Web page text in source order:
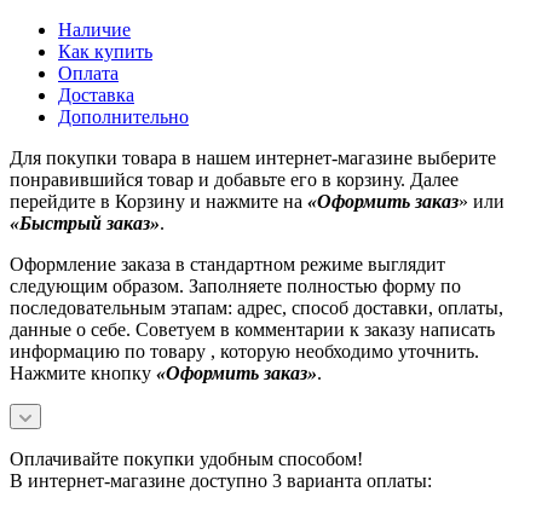
Наличие
Как купить
Оплата
Доставка
Дополнительно
Для покупки товара в нашем интернет-магазине выберите
понравившийся товар и добавьте его в корзину. Далее
перейдите в Корзину и нажмите на «Оформить заказ» или
«Быстрый заказ».
Оформление заказа в стандартном режиме выглядит
следующим образом. Заполняете полностью форму по
последовательным этапам: адрес, способ доставки, оплаты,
данные о себе. Советуем в комментарии к заказу написать
информацию по товару , которую необходимо уточнить.
Нажмите кнопку «Оформить заказ».
Оплачивайте покупки удобным способом!
В интернет-магазине доступно 3 варианта оплаты: